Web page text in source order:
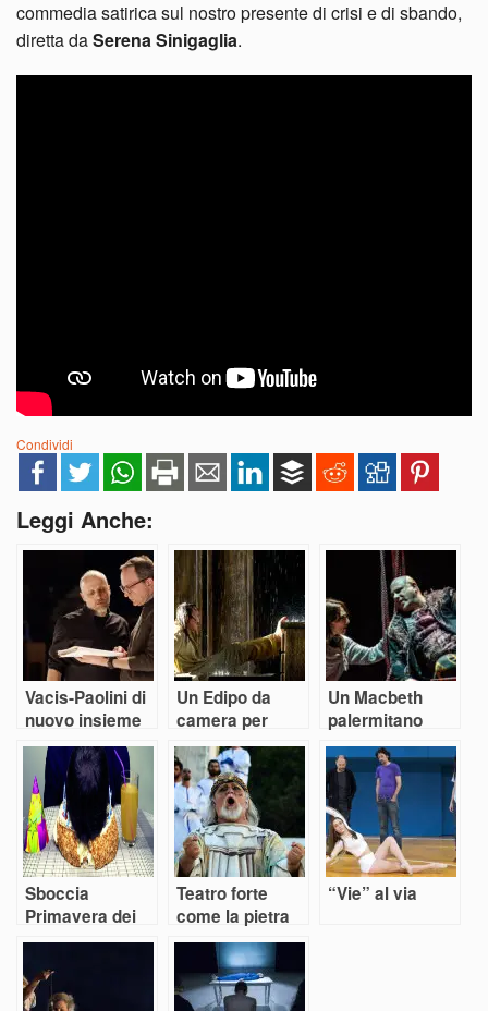
commedia satirica sul nostro presente di crisi e di sbando,
diretta daSerena Sinigaglia.
Condividi
Leggi Anche:
Vacis-Paolini di
nuovo insieme
Un Edipo da
camera per
Latella
Un Macbeth
palermitano
Sboccia
Primavera dei
Teatri
Teatro forte
come la pietra
“Vie” al via